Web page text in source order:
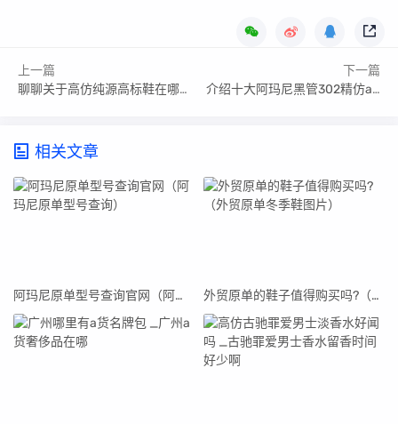
上一篇
聊聊关于高仿纯源高标鞋在哪买(答案揭晓)
下一篇
介绍十大阿玛尼黑管302精仿a货（潮奢大牌知识）
相关文章
阿玛尼原单型号查询官网（阿玛尼原单型号查询） 外贸原单的鞋子值得购买吗?（外贸原单冬季鞋图片）